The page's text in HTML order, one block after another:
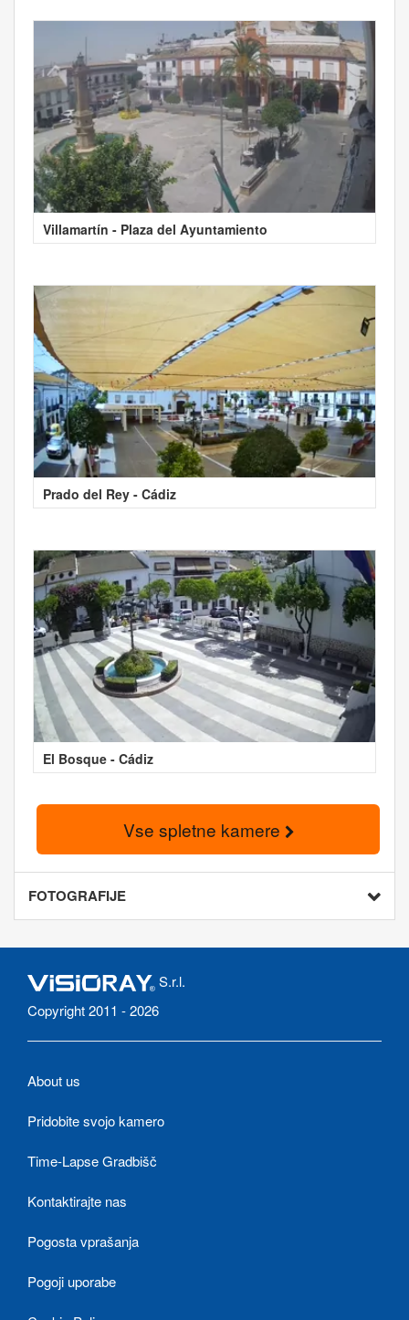
Villamartín - Plaza del Ayuntamiento
Prado del Rey - Cádiz
El Bosque - Cádiz
Vse spletne kamere
FOTOGRAFIJE
S.r.l.
Copyright 2011 - 2026
About us
Pridobite svojo kamero
Time-Lapse Gradbišč
Kontaktirajte nas
Pogosta vprašanja
Pogoji uporabe